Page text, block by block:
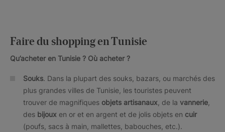
Faire du shopping en Tunisie
Qu’acheter en Tunisie ? Où acheter ?
Souks. Dans la plupart des souks, bazars, ou marchés des
plus grandes villes de Tunisie, les touristes peuvent
trouver de magnifiques objets artisanaux , de la vannerie
des bijoux en or et en argent et de jolis objets en cuir
(poufs, sacs à main, mallettes, babouches, etc.).